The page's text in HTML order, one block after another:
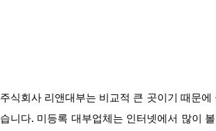
주식회사 리앤대부는 비교적 큰 곳이기 때문
습니다. 미등록 대부업체는 인터넷에서 많이